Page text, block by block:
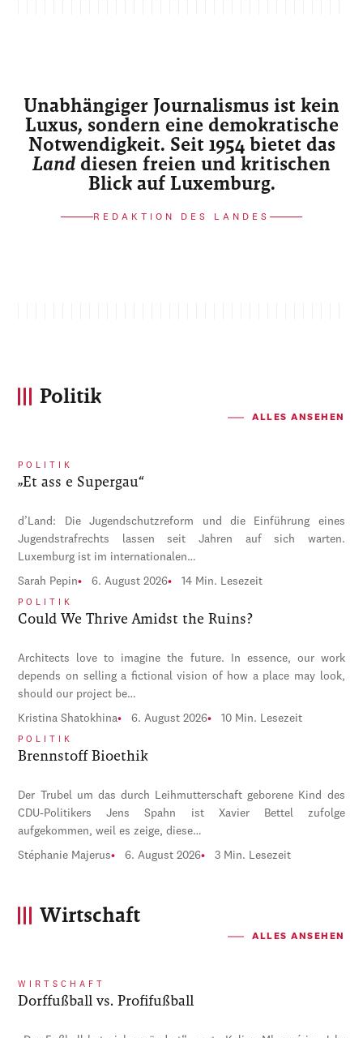
Unabhängiger Journalismus ist kein
Luxus, sondern eine demokratische
Notwendigkeit. Seit 1954 bietet das
Land diesen freien und kritischen
Blick auf Luxemburg.
REDAKTION DES LANDES
Politik
ALLES ANSEHEN
POLITIK
„Et ass e Supergau“
d’Land: Die Jugendschutzreform und die Einführung eines
Jugendstrafrechts lassen seit Jahren auf sich warten.
Luxemburg ist im internationalen…
Sarah Pepin 6. August 2026 14 Min. Lesezeit
POLITIK
Could We Thrive Amidst the Ruins?
Architects love to imagine the future. In essence, our work
depends on selling a fictional vision of how a place may look,
should our project be…
Kristina Shatokhina 6. August 2026 10 Min. Lesezeit
POLITIK
Brennstoff Bioethik
Der Trubel um das durch Leihmutterschaft geborene Kind des
CDU-Politikers Jens Spahn ist Xavier Bettel zufolge
aufgekommen, weil es zeige, diese…
Stéphanie Majerus 6. August 2026 3 Min. Lesezeit
Wirtschaft
ALLES ANSEHEN
WIRTSCHAFT
Dorffußball vs. Profifußball